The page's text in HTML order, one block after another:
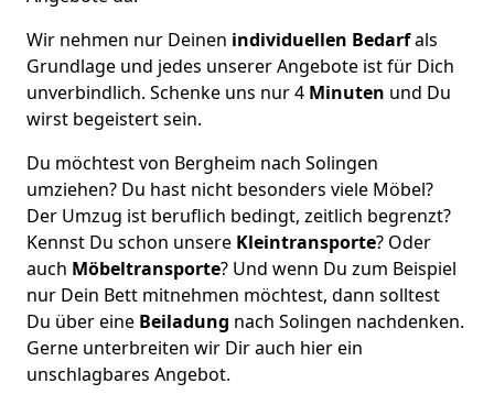
Wir nehmen nur Deinen individuellen Bedarfals
Grundlage und jedes unserer Angebote ist für Dich
unverbindlich. Schenke uns nur 4 Minuten und Du
wirst begeistert sein.
Du möchtest von Bergheim nach Solingen
umziehen? Du hast nicht besonders viele Möbel?
Der Umzug ist beruflich bedingt, zeitlich begrenzt?
Kennst Du schon unsere Kleintransporte? Oder
auch Möbeltransporte? Und wenn Du zum Beispiel
nur Dein Bett mitnehmen möchtest, dann solltest
Du über eine Beiladung nach Solingen nachdenken.
Gerne unterbreiten wir Dir auch hier ein
unschlagbares Angebot.